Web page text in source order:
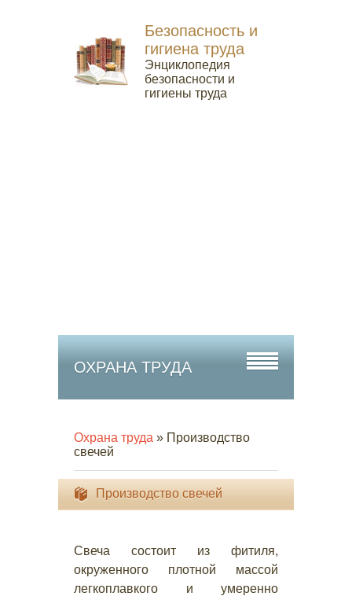
Безопасность и
гигиена труда
Энциклопедия
безопасности и
гигиены труда
ОХРАНА ТРУДА
Охрана труда » Производство
свечей
Производство свечей
Свеча состоит из фитиля,
окруженного плотной массой
легкоплавкого и умеренно